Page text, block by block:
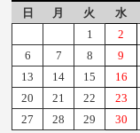
日
月 火 水
1
2
6
7 8 9
13
14 15 16
20
21 22 23
27
28 29
30